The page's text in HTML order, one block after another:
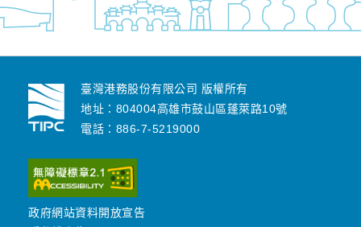
臺灣港務股份有限公司 版權所有
地址：804004高雄市鼓山區蓬萊路10號
電話：886-7-5219000
政府網站資料開放宣告